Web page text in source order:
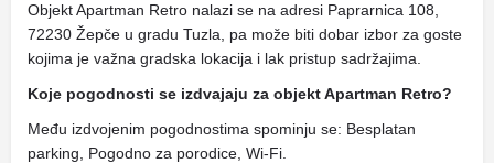
Objekt Apartman Retro nalazi se na adresi Paprarnica 108,
72230 Žepče u gradu Tuzla, pa može biti dobar izbor za goste
kojima je važna gradska lokacija i lak pristup sadržajima.
Koje pogodnosti se izdvajaju za objekt Apartman Retro?
Među izdvojenim pogodnostima spominju se: Besplatan
parking, Pogodno za porodice, Wi-Fi.